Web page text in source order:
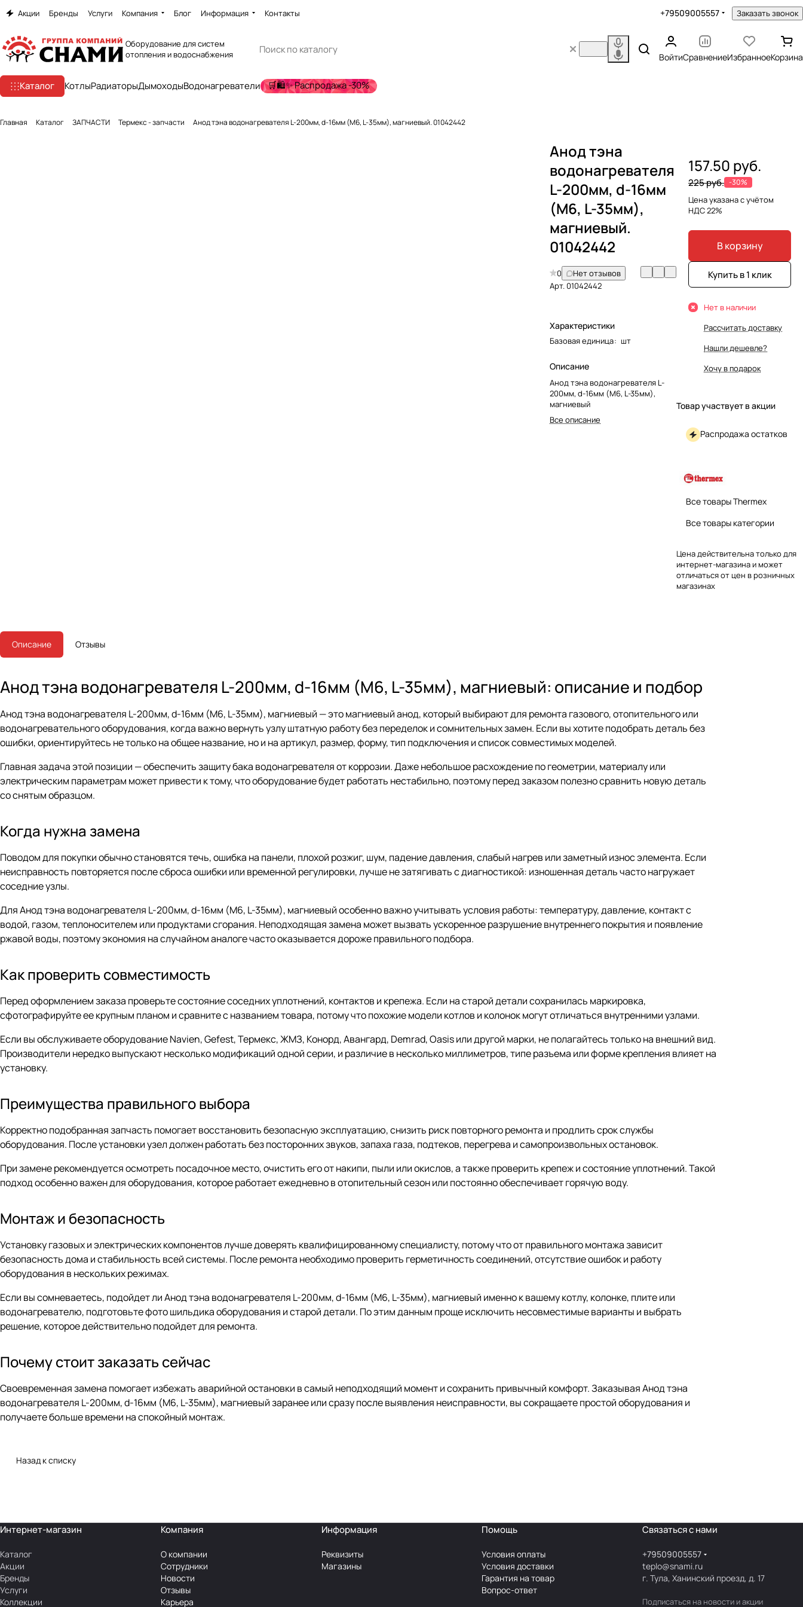
Акции Бренды Услуги Компания Блог Информация Контакты +79509005557 Заказать звонок
Оборудование для систем
отопления и водоснабжения
ВойтиСравнениеИзбранноеКорзина
Каталог КотлыРадиаторыДымоходыВодонагреватели 🛒🛍️✨ Распродажа -30%
Главная Каталог ЗАПЧАСТИ Термекс - запчасти Анод тэна водонагревателя L-200мм, d-16мм (M6, L-35мм), магниевый. 01042442
Анод тэна
водонагревателя
L-200мм, d-16мм
(M6, L-35мм),
магниевый.
01042442
0
Нет отзывов
Арт.01042442
Характеристики
Базовая единица: шт
Описание
Анод тэна водонагревателя L-
200мм, d-16мм (M6, L-35мм),
магниевый
Все описание
157.50 руб.
225 руб. -30%
Цена указана с учётом
НДС 22%
В корзину
Купить в 1 клик
Нет в наличии
Рассчитать доставку
Нашли дешевле?
Хочу в подарок
Товар участвует в акции
Распродажа остатков
Все товары Thermex
Все товары категории
Цена действительна только для
интернет-магазина и может
отличаться от цен в розничных
магазинах
Описание Отзывы
Анод тэна водонагревателя L-200мм, d-16мм (M6, L-35мм), магниевый: описание и подбор
Анод тэна водонагревателя L-200мм, d-16мм (M6, L-35мм), магниевый — это магниевый анод, который выбирают для ремонта газового, отопительного или
водонагревательного оборудования, когда важно вернуть узлу штатную работу без переделок и сомнительных замен. Если вы хотите подобрать деталь без
ошибки, ориентируйтесь не только на общее название, но и на артикул, размер, форму, тип подключения и список совместимых моделей.
Главная задача этой позиции — обеспечить защиту бака водонагревателя от коррозии. Даже небольшое расхождение по геометрии, материалу или
электрическим параметрам может привести к тому, что оборудование будет работать нестабильно, поэтому перед заказом полезно сравнить новую деталь
со снятым образцом.
Когда нужна замена
Поводом для покупки обычно становятся течь, ошибка на панели, плохой розжиг, шум, падение давления, слабый нагрев или заметный износ элемента. Если
неисправность повторяется после сброса ошибки или временной регулировки, лучше не затягивать с диагностикой: изношенная деталь часто нагружает
соседние узлы.
Для Анод тэна водонагревателя L-200мм, d-16мм (M6, L-35мм), магниевый особенно важно учитывать условия работы: температуру, давление, контакт с
водой, газом, теплоносителем или продуктами сгорания. Неподходящая замена может вызвать ускоренное разрушение внутреннего покрытия и появление
ржавой воды, поэтому экономия на случайном аналоге часто оказывается дороже правильного подбора.
Как проверить совместимость
Перед оформлением заказа проверьте состояние соседних уплотнений, контактов и крепежа. Если на старой детали сохранилась маркировка,
сфотографируйте ее крупным планом и сравните с названием товара, потому что похожие модели котлов и колонок могут отличаться внутренними узлами.
Если вы обслуживаете оборудование Navien, Gefest, Термекс, ЖМЗ, Конорд, Авангард, Demrad, Oasis или другой марки, не полагайтесь только на внешний вид.
Производители нередко выпускают несколько модификаций одной серии, и различие в несколько миллиметров, типе разъема или форме крепления влияет на
установку.
Преимущества правильного выбора
Корректно подобранная запчасть помогает восстановить безопасную эксплуатацию, снизить риск повторного ремонта и продлить срок службы
оборудования. После установки узел должен работать без посторонних звуков, запаха газа, подтеков, перегрева и самопроизвольных остановок.
При замене рекомендуется осмотреть посадочное место, очистить его от накипи, пыли или окислов, а также проверить крепеж и состояние уплотнений. Такой
подход особенно важен для оборудования, которое работает ежедневно в отопительный сезон или постоянно обеспечивает горячую воду.
Монтаж и безопасность
Установку газовых и электрических компонентов лучше доверять квалифицированному специалисту, потому что от правильного монтажа зависит
безопасность дома и стабильность всей системы. После ремонта необходимо проверить герметичность соединений, отсутствие ошибок и работу
оборудования в нескольких режимах.
Если вы сомневаетесь, подойдет ли Анод тэна водонагревателя L-200мм, d-16мм (M6, L-35мм), магниевый именно к вашему котлу, колонке, плите или
водонагревателю, подготовьте фото шильдика оборудования и старой детали. По этим данным проще исключить несовместимые варианты и выбрать
решение, которое действительно подойдет для ремонта.
Почему стоит заказать сейчас
Своевременная замена помогает избежать аварийной остановки в самый неподходящий момент и сохранить привычный комфорт. Заказывая Анод тэна
водонагревателя L-200мм, d-16мм (M6, L-35мм), магниевый заранее или сразу после выявления неисправности, вы сокращаете простой оборудования и
получаете больше времени на спокойный монтаж.
Назад к списку
Интернет-магазин
Каталог
Акции
Бренды
Услуги
Коллекции
Компания
О компании
Сотрудники
Новости
Отзывы
Карьера
Информация
Реквизиты
Магазины
Помощь
Условия оплаты
Условия доставки
Гарантия на товар
Вопрос-ответ
Связаться с нами
+79509005557
teplo@snami.ru
г. Тула, Ханинский проезд, д. 17
Подписаться на новости и акции